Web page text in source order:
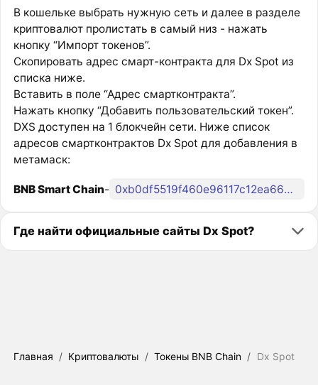
В кошельке выбрать нужную сеть и далее в разделе
криптовалют пролистать в самый низ - нажать
кнопку “Импорт токенов”.
Скопировать адрес смарт-контракта для Dx Spot из
списка ниже.
Вставить в поле “Адрес смартконтракта”.
Нажать кнопку “Добавить пользовательский токен”.
DXS доступен на 1 блокчейн сети. Ниже список
адресов смартконтрактов Dx Spot для добавления в
метамаск:
BNB Smart Chain- 0xb0df5519f460e96117c12ea667557b161866189c
Где найти официальные сайты Dx Spot?
Главная / Криптовалюты / Токены BNB Chain / Dx Spot